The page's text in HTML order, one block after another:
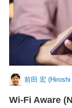
前田 宏 (Hiroshi
Wi-Fi Aware